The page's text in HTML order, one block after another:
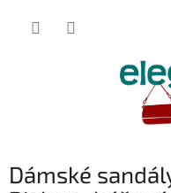
Dámské